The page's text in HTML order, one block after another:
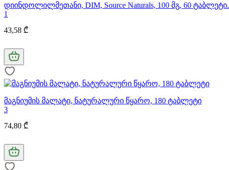
დიინდოლილმეთანი, DIM, Source Naturals, 100 მგ, 60 ტაბლეტი.
1
43,58 ₾
მაგნიუმის მალატი, ნატურალური წყარო, 180 ტაბლეტი
3
74,80 ₾